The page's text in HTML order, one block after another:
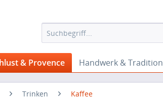
& Provence Handwerk & Tradition
Trinken Kaffee